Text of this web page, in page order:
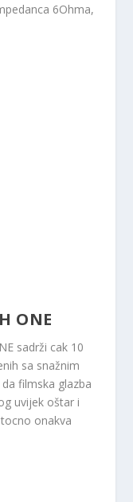
6Ohma,
ONE
sadrži cak 10
sa snažnim
filmska glazba
uvijek oštar i
onakva